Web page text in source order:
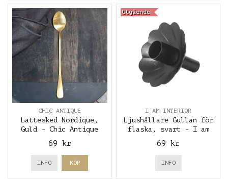
CHIC ANTIQUE
Lattesked Nordique,
Guld - Chic Antique
69 kr
INFO KÖP
Utgående
I AM INTERIOR
Ljushållare Gullan för
flaska, svart - I am
interior
69 kr
INFO